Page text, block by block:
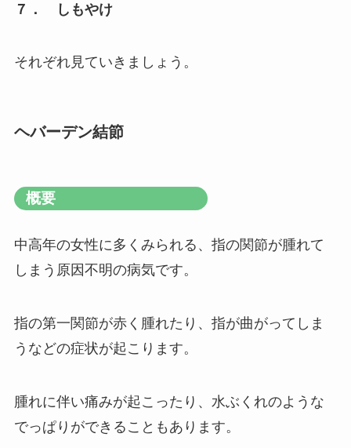
７． しもやけ
それぞれ見ていきましょう。
ヘバーデン結節
概要
中高年の女性に多くみられる、指の関節が腫れて
しまう原因不明の病気です。
指の第一関節が赤く腫れたり、指が曲がってしま
うなどの症状が起こります。
腫れに伴い痛みが起こったり、水ぶくれのような
でっぱりができることもあります。